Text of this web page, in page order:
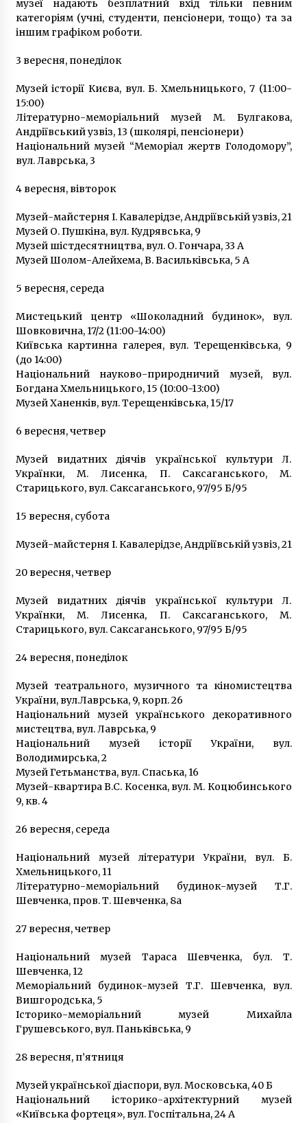
Суд разрешил уничтожить озеро на
столичных Позняках
10 років ago
У Києві немає води на кількох вулицях
В Вишневом нашли крупное производство
“паленого” алкоголя элитных марок
10 років ago
В Білій Церкві під час пожежі загинула
5 років ago
Михайло Врубель – божевільний геній, що
намалював Богоматір з лицем коханої жінки
Україна підписала з NASA угоду про
дослідження Місяця та Марсу
6 років ago
Від Омельченко до Кличка. Хто з мерів завдав
найбільшої шкоди Києву своїми рішеннями
(інфографіка)
3 роки ago
січня через ярмарок
музеї надають безплатний вхід тільки певним
категоріям (учні, студенти, пенсіонери, тощо) та за
іншим графіком роботи.
3 вересня, понеділок
Музей історії Києва, вул. Б. Хмельницького, 7 (11:00-
15:00)
Літературно-меморіальний музей М. Булгакова,
Андріївський узвіз, 13 (школярі, пенсіонери)
Національний музей “Меморіал жертв Голодомору”,
вул. Лаврська, 3
4 вересня, вівторок
Музей-майстерня І. Кавалерідзе, Андріївській узвіз, 21
Музей О. Пушкіна, вул. Кудрявська, 9
Музей шістдесятництва, вул. О. Гончара, 33 А
Музей Шолом-Алейхема, В. Васильківська, 5 А
5 вересня, середа
Мистецький центр «Шоколадний будинок», вул.
Шовковична, 17/2 (11:00-14:00)
Київська картинна галерея, вул. Терещенківська, 9
(до 14:00)
Національний науково-природничий музей, вул.
Богдана Хмельницького, 15 (10:00-13:00)
Музей Ханенків, вул. Терещенківська, 15/17
6 вересня, четвер
Музей видатних діячів української культури Л.
Українки, М. Лисенка, П. Саксаганського, М.
Старицького, вул. Саксаганського, 97/95 Б/95
15 вересня, субота
Музей-майстерня І. Кавалерідзе, Андріївській узвіз, 21
20 вересня, четвер
Музей видатних діячів української культури Л.
Українки, М. Лисенка, П. Саксаганського, М.
Старицького, вул. Саксаганського, 97/95 Б/95
24 вересня, понеділок
Музей театрального, музичного та кіномистецтва
України, вул.Лаврська, 9, корп. 26
Національний музей українського декоративного
мистецтва, вул. Лаврська, 9
Національний музей історії України, вул.
Володимирська, 2
Музей Гетьманства, вул. Спаська, 16
Музей-квартира В.С. Косенка, вул. М. Коцюбинського
9, кв. 4
26 вересня, середа
Національний музей літератури України, вул. Б.
Хмельницького, 11
Літературно-меморіальний будинок-музей Т.Г.
Шевченка, пров. Т. Шевченка, 8а
27 вересня, четвер
Національний музей Тараса Шевченка, бул. Т.
Шевченка, 12
Меморіальний будинок-музей Т.Г. Шевченка, вул.
Вишгородська, 5
Історико-меморіальний музей Михайла
Грушевського, вул. Паньківська, 9
28 вересня, п’ятниця
Музей української діаспори, вул. Московська, 40 Б
Національний історико-архітектурний музей
«Київська фортеця», вул. Госпітальна, 24 А